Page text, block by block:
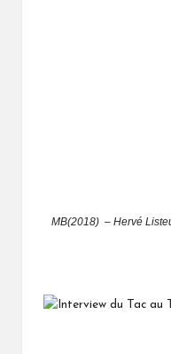
MB(2018) – Hervé